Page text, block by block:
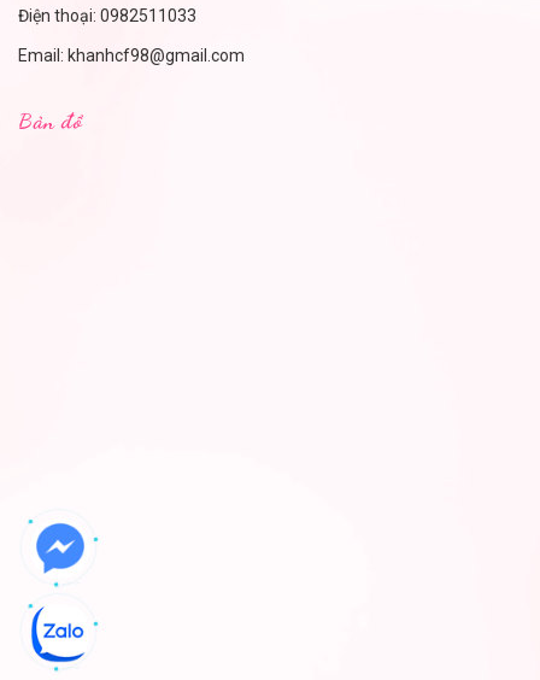
Điện thoại: 0982511033
Email: khanhcf98@gmail.com
Bản đồ